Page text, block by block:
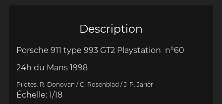
Description
Porsche 911 type 993 GT2 Playstation n°60
24h du Mans 1998
Pilotes: R. Donovan / C. Rosenblad / J-P. Jarier
Échelle: 1/18